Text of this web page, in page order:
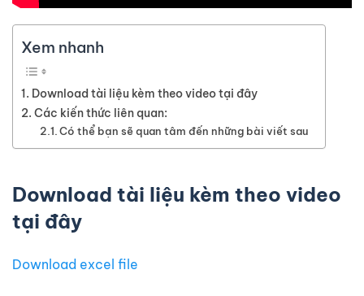
Xem nhanh
Download tài liệu kèm theo video tại đây
Các kiến thức liên quan:
Có thể bạn sẽ quan tâm đến những bài viết sau
Download tài liệu kèm theo video
tại đây
Download excel file